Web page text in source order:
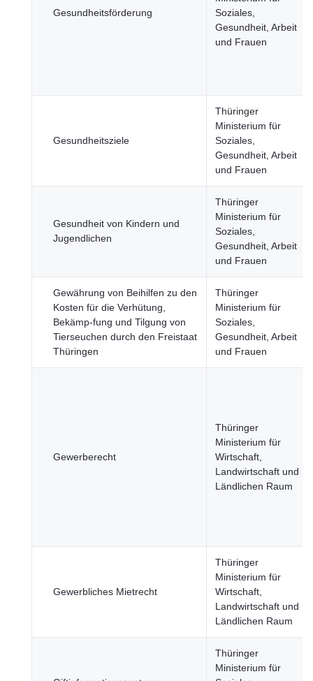
Gesundheitsförderung
Soziales,
Gesundheit, Arbeit
und Frauen
Gesundheitsziele
Thüringer
Ministerium für
Soziales,
Gesundheit, Arbeit
und Frauen
Gesundheit von Kindern und
Jugendlichen
Thüringer
Ministerium für
Soziales,
Gesundheit, Arbeit
und Frauen
Gewährung von Beihilfen zu den
Kosten für die Verhütung,
Bekämp-fung und Tilgung von
Tierseuchen durch den Freistaat
Thüringen
Thüringer
Ministerium für
Soziales,
Gesundheit, Arbeit
und Frauen
Gewerberecht
Thüringer
Ministerium für
Wirtschaft,
Landwirtschaft und
Ländlichen Raum
Gewerbliches Mietrecht
Thüringer
Ministerium für
Wirtschaft,
Landwirtschaft und
Ländlichen Raum
Thüringer
Ministerium für